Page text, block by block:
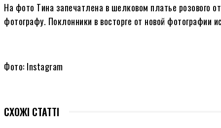
На фото Тина запечатлена в шелковом платье розового
фотографу. Поклонники в восторге от новой фотографии
Фото: Instagram
СХОЖІ СТАТТІ